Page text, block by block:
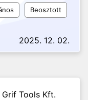
Beosztott
2025. 12. 02.
Grif Tools Kft.